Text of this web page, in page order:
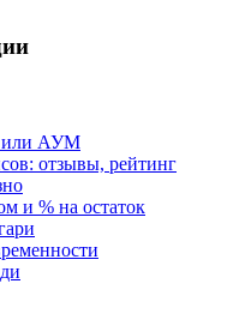
или АУМ
отзывы, рейтинг
и % на остаток